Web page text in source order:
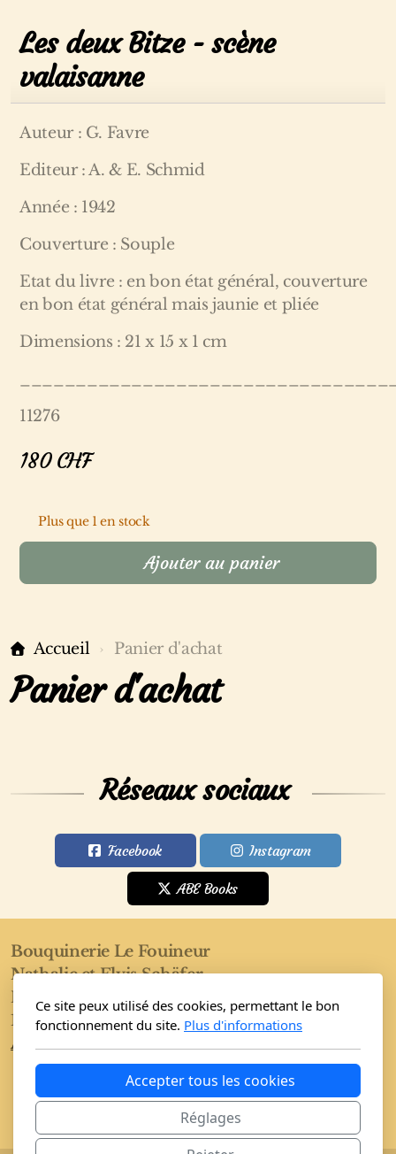
Les deux Bitze - scène
valaisanne
Auteur : G. Favre
Editeur : A. & E. Schmid
Année : 1942
Couverture : Souple
Etat du livre : en bon état général, couverture
en bon état général mais jaunie et pliée
Dimensions : 21 x 15 x 1 cm
11276
180CHF
Plus que 1 en stock
Ajouter au panier
Accueil Panier d'achat
Panier d'achat
Réseaux sociaux
Facebook Instagram
ABE Books
Bouquinerie Le Fouineur
Nathalie et Elvis Schäfer
Rue de l'Eglise 40
1955 Saint-Pierre-de-Clages
Accueil
Ce site peux utilisé des cookies, permettant le bon
fonctionnement du site. Plus d'informations
Accepter tous les cookies
Réglages